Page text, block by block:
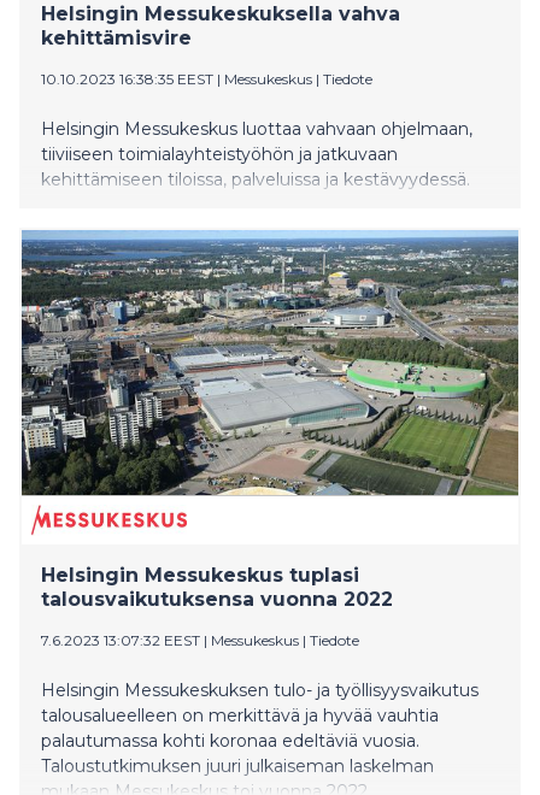
Helsingin Messukeskuksella vahva
kehittämisvire
10.10.2023 16:38:35 EEST | Messukeskus | Tiedote
Helsingin Messukeskus luottaa vahvaan ohjelmaan,
tiiviiseen toimialayhteistyöhön ja jatkuvaan
kehittämiseen tiloissa, palveluissa ja kestävyydessä.
Helsingin Messukeskus tuplasi
talousvaikutuksensa vuonna 2022
7.6.2023 13:07:32 EEST | Messukeskus | Tiedote
Helsingin Messukeskuksen tulo- ja työllisyysvaikutus
talousalueelleen on merkittävä ja hyvää vauhtia
palautumassa kohti koronaa edeltäviä vuosia.
Taloustutkimuksen juuri julkaiseman laskelman